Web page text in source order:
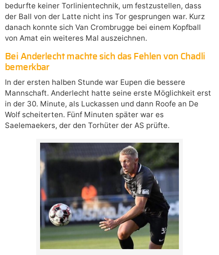
bedurfte keiner Torlinientechnik, um festzustellen, dass
der Ball von der Latte nicht ins Tor gesprungen war. Kurz
danach konnte sich Van Crombrugge bei einem Kopfball
von Amat ein weiteres Mal auszeichnen.
Bei Anderlecht machte sich das Fehlen von Chadli
bemerkbar
In der ersten halben Stunde war Eupen die bessere
Mannschaft. Anderlecht hatte seine erste Möglichkeit erst
in der 30. Minute, als Luckassen und dann Roofe an De
Wolf scheiterten. Fünf Minuten später war es
Saelemaekers, der den Torhüter der AS prüfte.